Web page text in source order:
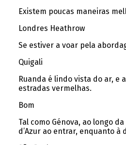
Existem poucas maneiras
Londres Heathrow
Se estiver a voar pela
Quigali
Ruanda é lindo vista do ar, e
estradas vermelhas.
Bom
Tal como Génova, ao longo
d’Azur ao entrar, enquanto